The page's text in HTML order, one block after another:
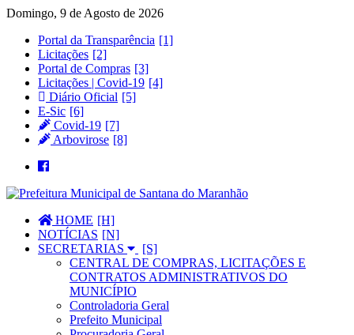
Domingo, 9 de Agosto de 2026
Portal da Transparência
Licitações
Portal de Compras
Licitações | Covid-19
Diário Oficial
E-Sic
Covid-19
Arbovirose
HOME
NOTÍCIAS
SECRETARIAS
CENTRAL DE COMPRAS, LICITAÇÕES E
CONTRATOS ADMINISTRATIVOS DO
MUNICÍPIO
Controladoria Geral
Prefeito Municipal